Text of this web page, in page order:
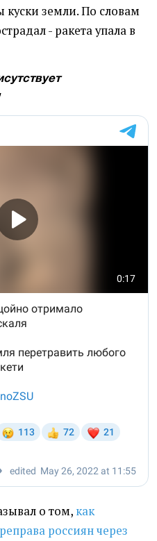
куски земли. По словам
- ракета упала в
о том, как
россиян через